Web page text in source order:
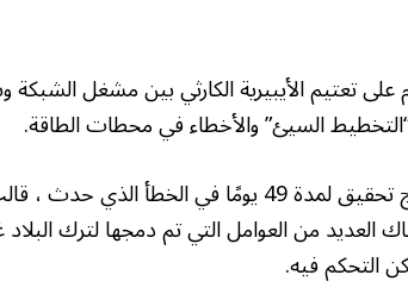
تعتيم الأيبيرية الكارثي بين مشغل الشبكة
السيئ” والأخطاء في محطات الطاقة.
العديد من العوامل التي تم دمجها لترك
التحكم فيه.